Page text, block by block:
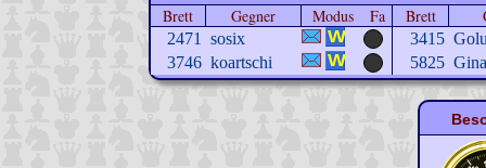
Brett Gegner Modus Fa Brett
2471 sosix 3415
3746 koartschi 5825